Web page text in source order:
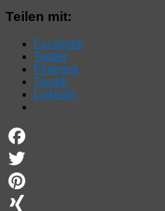
Teilen mit:
Facebook
Twitter
Pinterest
Tumblr
LinkedIn
Facebook
Twitter
Pinterest